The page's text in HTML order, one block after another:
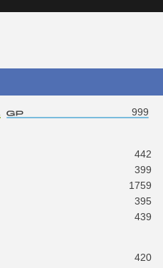
999
442
399
1759
395
439
420